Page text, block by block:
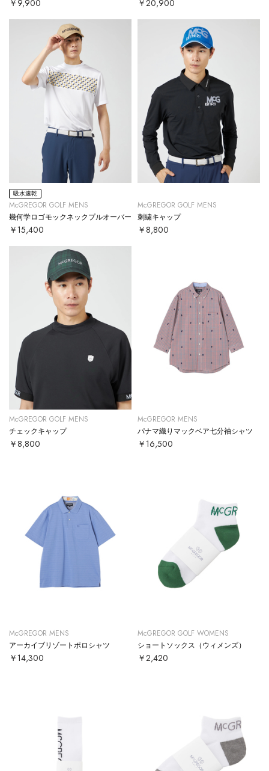
￥9,900 ￥20,900
吸水速乾
McGREGOR GOLF MENS
幾何学ロゴモックネックプルオーバー
￥15,400
McGREGOR GOLF MENS
刺繍キャップ
￥8,800
McGREGOR GOLF MENS
チェックキャップ
￥8,800
McGREGOR MENS
パナマ織りマックベア七分袖シャツ
￥16,500
McGREGOR MENS
アーカイブリゾートポロシャツ
￥14,300
McGREGOR GOLF WOMENS
ショートソックス（ウィメンズ）
￥2,420